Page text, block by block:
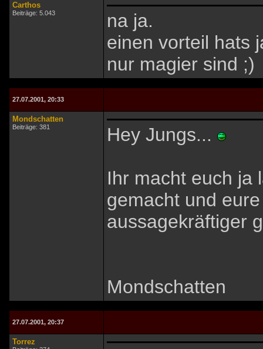
Carthos
Beiträge: 5.043
na ja.
einen vorteil hats
nur magier sind ;)
27.07.2001, 20:33
Mondschatten
Beiträge: 381 Hey Jungs...
Ihr macht euch ja
gemacht und
aussagekräftiger
Mondschatten
27.07.2001, 20:37
Torrez